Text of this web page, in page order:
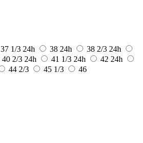
37 1/3 24h 38 24h 38 2/3 24h
40 2/3 24h 41 1/3 24h 42 24h
44 2/3 45 1/3
46